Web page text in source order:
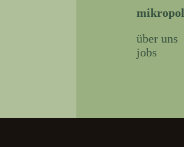
mikropol
über uns
jobs